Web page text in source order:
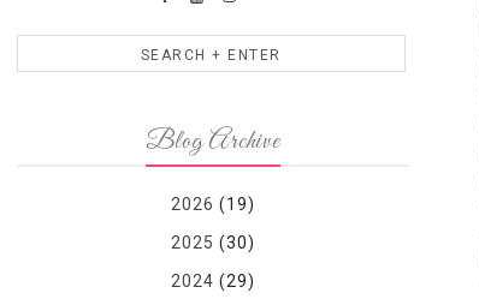
Blog Archive
2026 (19)
2025 (30)
2024 (29)